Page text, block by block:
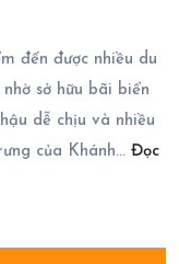
đến được nhiều du
sở hữu bãi biển
dễ chịu và nhiều
của Khánh… Đọc